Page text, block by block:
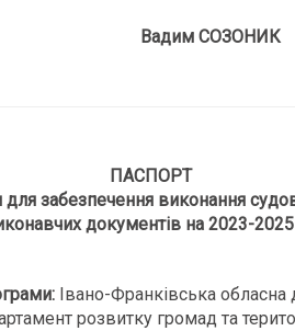
Вадим СОЗОНИК
ПАСПОРТ
забезпечення виконання
документів на 2023-
Івано-Франківська обласна
розвитку громад та